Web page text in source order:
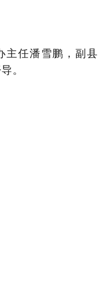
主任潘雪鹏，副县
。